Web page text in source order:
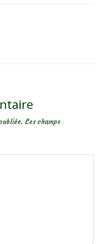
Les champs